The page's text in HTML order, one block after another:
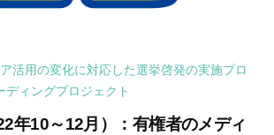
活用の変化に対応した選挙啓発の実施プロ
ディングプロジェクト
年10～12月）：有権者のメディ